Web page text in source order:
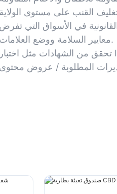
تغليف القنب على مستوى الولاية
في الأسواق التي تفرض
معايير السلامة ووضع العلامات.
تحقق من الشهادات مثل اختبار ISTA 3A وقم بتضمين